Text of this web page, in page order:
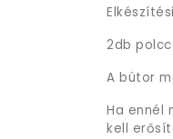
2db
A bútor
Ha ennél
kell